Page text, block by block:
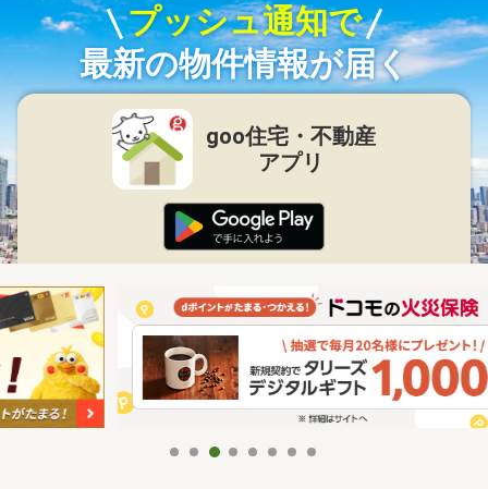
プッシュ通知で
最新の物件情報が届く
goo住宅・不動産
アプリ